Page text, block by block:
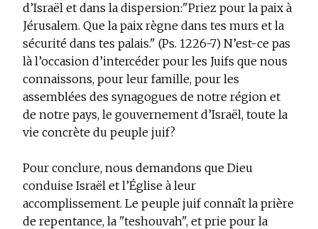
d’Israël et dans la dispersion:"Priez pour la paix à
Jérusalem. Que la paix règne dans tes murs et la
sécurité dans tes palais." (Ps. 1226-7) N’est-ce pas
là l’occasion d’intercéder pour les Juifs que nous
connaissons, pour leur famille, pour les
assemblées des synagogues de notre région et
de notre pays, le gouvernement d’Israël, toute la
vie concrète du peuple juif?
Pour conclure, nous demandons que Dieu
conduise Israël et l’Église à leur
accomplissement. Le peuple juif connaît la prière
de repentance, la "teshouvah", et prie pour la